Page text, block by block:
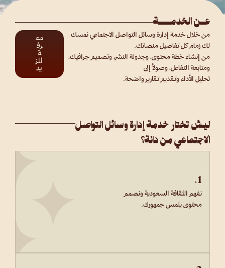
عـن الخدمـــة
من خلال خدمة إدارة وسائل التواصل الاجتماعي نمسك
لك زمام كل تفاصيل منصاتك.
من إنشاء خطة محتوى، وجدولة النشر، وتصميم جرافيك،
ومتابعة التفاعل، وصولاً إلى
تحليل الأداء وتقديم تقارير واضحة.
مع
رف
ة
المز
يد
ليش تختار خدمة إدارة وسائل التواصل
الاجتماعي من دانة؟
1.
نفهم الثقافة السعودية ونصمم
محتوى يلمس جمهورك.